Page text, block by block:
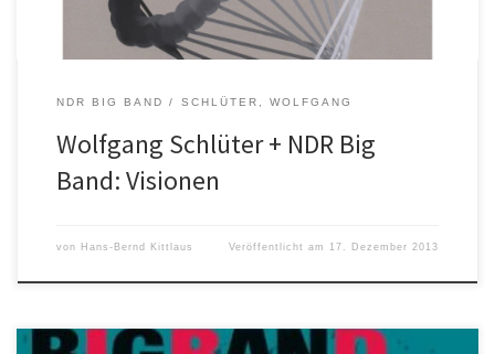
NDR BIG BAND SCHLÜTER, WOLFGANG
Wolfgang Schlüter + NDR Big
Band: Visionen
von Hans-Bernd Kittlaus Veröffentlicht am 17. Dezember 2013